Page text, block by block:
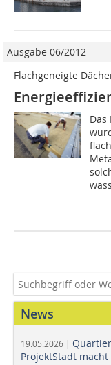
Ausgabe 06/2012
Flachgeneigte
Das
News
19.05.2026 |
ProjektStadt